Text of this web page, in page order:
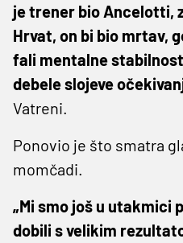
je trener bio Ancelotti,
Hrvat, on bi bio mrtav,
fali mentalne
debele slojeve
Vatreni.
Ponovio je što smatra
momčadi.
„Mi smo još u utakmici
dobili s velikim